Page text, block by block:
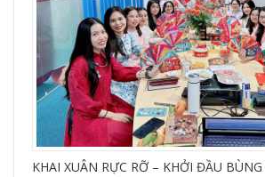
KHAI XUÂN RỰC RỠ – KHỞI ĐẦU